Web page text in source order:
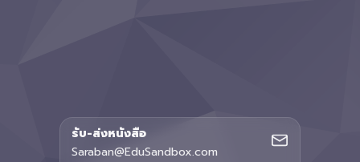
รับ-ส่งหนังสือ
Saraban@EduSandbox.com